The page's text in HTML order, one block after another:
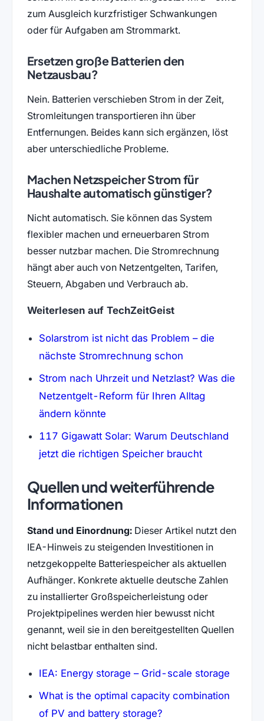
zum Ausgleich kurzfristiger Schwankungen
oder für Aufgaben am Strommarkt.
Ersetzen große Batterien den
Netzausbau?
Nein. Batterien verschieben Strom in der Zeit,
Stromleitungen transportieren ihn über
Entfernungen. Beides kann sich ergänzen, löst
aber unterschiedliche Probleme.
Machen Netzspeicher Strom für
Haushalte automatisch günstiger?
Nicht automatisch. Sie können das System
flexibler machen und erneuerbaren Strom
besser nutzbar machen. Die Stromrechnung
hängt aber auch von Netzentgelten, Tarifen,
Steuern, Abgaben und Verbrauch ab.
Weiterlesen auf TechZeitGeist
Solarstrom ist nicht das Problem – die
nächste Stromrechnung schon
Strom nach Uhrzeit und Netzlast? Was die
Netzentgelt-Reform für Ihren Alltag
ändern könnte
117 Gigawatt Solar: Warum Deutschland
jetzt die richtigen Speicher braucht
Quellen und weiterführende
Informationen
Stand und Einordnung:Dieser Artikel nutzt den
IEA-Hinweis zu steigenden Investitionen in
netzgekoppelte Batteriespeicher als aktuellen
Aufhänger. Konkrete aktuelle deutsche Zahlen
zu installierter Großspeicherleistung oder
Projektpipelines werden hier bewusst nicht
genannt, weil sie in den bereitgestellten Quellen
nicht belastbar enthalten sind.
IEA: Energy storage – Grid-scale storage(öffnet
What is the optimal capacity combination
of PV and battery storage?(öffnet in neuem Tab)